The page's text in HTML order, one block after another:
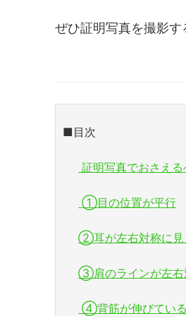
ぜひ証明写真を撮影す
■目次
証明写真でおさえ
①目の位置が平行
②耳が左右対称に見
③肩のラインが左右
④背筋が伸びてい